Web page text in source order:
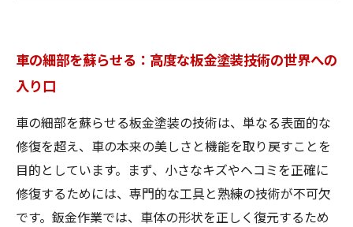
の仕上がりを実現する
価値を守り、長く愛車を楽しむための板金塗装
技術の重要ポイント
板金塗装とは？自動車修理の基礎知識とその魅
力を解説
実際の修理現場で役立つ！板金塗装の工程ごと
のポイント総まとめ
車の細部を蘇らせる：高度な板金塗装技術の世界への
入り口
車の細部を蘇らせる板金塗装の技術は、単なる表面的な
修復を超え、車の本来の美しさと機能を取り戻すことを
目的としています。まず、小さなキズやヘコミを正確に
修復するためには、専門的な工具と熟練の技術が不可欠
です。鈑金作業では、車体の形状を正しく復元するため